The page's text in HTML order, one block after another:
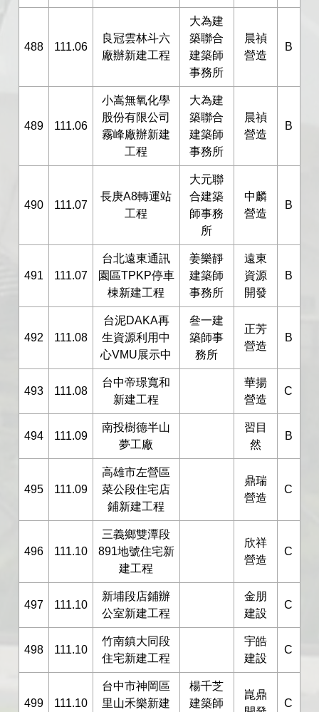
488 111.06
良冠雲林斗六
廠辦新建工程
大為建
築聯合
建築師
事務所
晨禎
營造
B
489 111.06
小嵩無氧化學
股份有限公司
霧峰廠辦新建
工程
大為建
築聯合
建築師
事務所
晨禎
營造
B
490 111.07
長庚A8轉運站
工程
大元聯
合建築
師事務
所
中麟
營造
B
491 111.07
台北遠東通訊
園區TPKP停車
棟新建工程
姜樂靜
建築師
事務所
遠東
資源
開發
B
492 111.08
台泥DAKA再
生資源利用中
心VMU展示中
叄一建
築師事
務所
正芳
營造
B
493 111.08
台中帝璟寬和
新建工程
華揚
營造
C
494 111.09
南投樹德半山
夢工廠
習目
然
B
495 111.09
高雄市左營區
菜公段住宅店
鋪新建工程
鼎瑞
營造
C
496 111.10
三義鄉雙潭段
891地號住宅新
建工程
欣祥
營造
C
497 111.10
新埔段店鋪辦
公室新建工程
金朋
建設
C
498 111.10
竹南鎮大同段
住宅新建工程
宇皓
建設
C
499 111.10
台中市神岡區
里山禾樂新建
楊千芝
建築師
崑鼎
C